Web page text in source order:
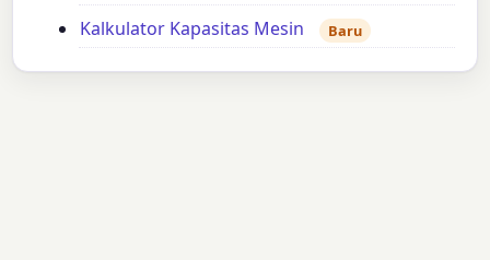
Kalkulator Kapasitas Mesin Baru